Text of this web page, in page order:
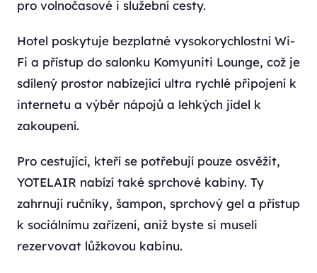
pro volnočasové i služební cesty.
Hotel poskytuje bezplatné vysokorychlostní Wi-
Fi a přístup do salonku Komyuniti Lounge, což je
sdílený prostor nabízející ultra rychlé připojení k
internetu a výběr nápojů a lehkých jídel k
zakoupení.
Pro cestující, kteří se potřebují pouze osvěžit,
YOTELAIR nabízí také sprchové kabiny. Ty
zahrnují ručníky, šampon, sprchový gel a přístup
k sociálnímu zařízení, aniž byste si museli
rezervovat lůžkovou kabinu.